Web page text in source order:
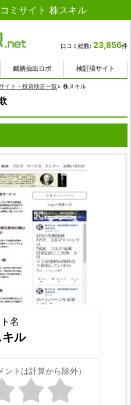
ミサイト 株スキル
口コミ総数: 23,856件
銘柄抽出ロボ 検証済サイト
イト・投資助言一覧> 株スキル
名
ル
トは計算から除外）